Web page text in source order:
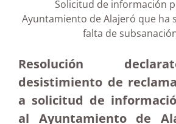
Solicitud de información
Ayuntamiento de Alajeró que ha
falta de
Resolución
desistimiento de
a solicitud de
al Ayuntamiento de